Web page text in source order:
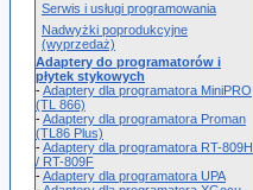
Serwis i usługi programowania
Nadwyżki poprodukcyjne
(wyprzedaż)
Adaptery do programatorów i
płytek stykowych
-Adaptery dla programatora MiniPRO
(TL 866)
-Adaptery dla programatora Proman
(TL86 Plus)
-Adaptery dla programatora RT-809H
/ RT-809F
-Adaptery dla programatora UPA